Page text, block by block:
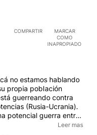
COMPARTIR
MARCAR
COMO
INAPROPIADO
no estamos hablando
propia pobIación
guerreando contra
(Rusia-Ucrania).
potencial guerra entre
tienen poder nuclear.
Leer mas